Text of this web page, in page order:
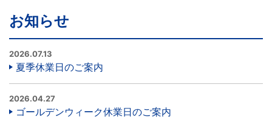
お知らせ
2026.07.13
夏季休業日のご案内
2026.04.27
ゴールデンウィーク休業日のご案内